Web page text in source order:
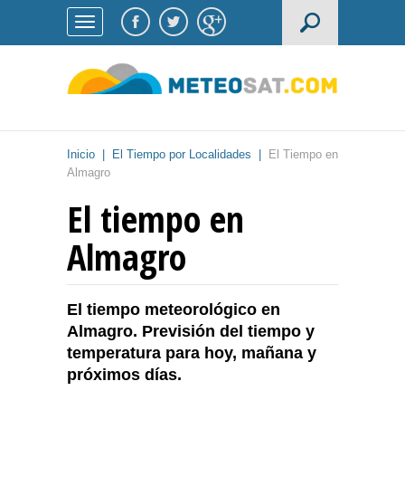
Inicio | El Tiempo por Localidades | El Tiempo en
Almagro
El tiempo en
Almagro
El tiempo meteorológico en
Almagro. Previsión del tiempo y
temperatura para hoy, mañana y
próximos días.